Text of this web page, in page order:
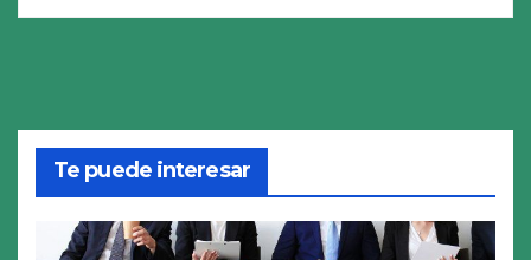
Te puede interesar